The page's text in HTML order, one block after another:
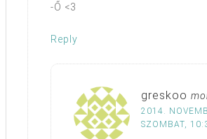
-Ő <3
Reply
greskoo
2014.
SZOMBAT,